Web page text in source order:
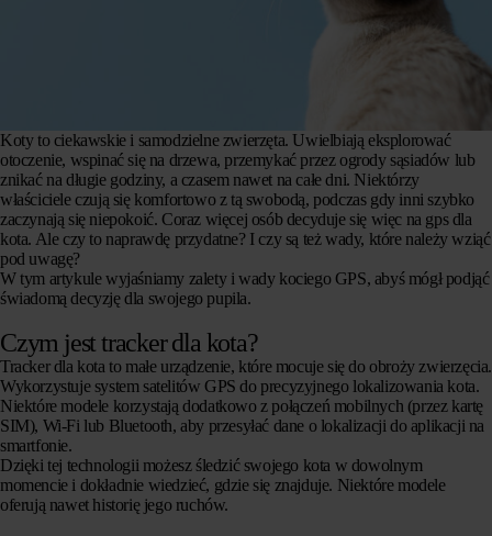
Koty to ciekawskie i samodzielne zwierzęta. Uwielbiają eksplorować
otoczenie, wspinać się na drzewa, przemykać przez ogrody sąsiadów lub
znikać na długie godziny, a czasem nawet na całe dni. Niektórzy
właściciele czują się komfortowo z tą swobodą, podczas gdy inni szybko
zaczynają się niepokoić. Coraz więcej osób decyduje się więc na gps dla
kota. Ale czy to naprawdę przydatne? I czy są też wady, które należy wziąć
pod uwagę?
W tym artykule wyjaśniamy zalety i wady kociego GPS, abyś mógł podjąć
świadomą decyzję dla swojego pupila.
Czym jest tracker dla kota?
Tracker dla kota to małe urządzenie, które mocuje się do obroży zwierzęcia.
Wykorzystuje system satelitów GPS do precyzyjnego lokalizowania kota.
Niektóre modele korzystają dodatkowo z połączeń mobilnych (przez kartę
SIM), Wi-Fi lub Bluetooth, aby przesyłać dane o lokalizacji do aplikacji na
smartfonie.
Dzięki tej technologii możesz śledzić swojego kota w dowolnym
momencie i dokładnie wiedzieć, gdzie się znajduje. Niektóre modele
oferują nawet historię jego ruchów.